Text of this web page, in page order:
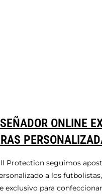
ONLINE
Protection seguimos
a los
exclusivo para